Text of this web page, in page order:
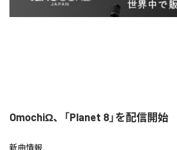
OmochiΩ、「Planet 8」を配信開始
新曲情報